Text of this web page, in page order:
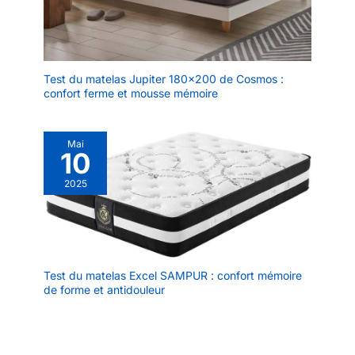
imite le motif et la couleur
du bois, et non du bois
chaleureuse crée une
ambiance confortable et
apaisante, ajoutant une
touche de chaleur à
vos déplacements
nocturnes. Que ce soit
coucher, votre salon,
votre bureau ou même
pendant vos séances de
yoga ou de méditation,
ce diffuseur s'adapte
parfaitement et améliore
n'importe quel
environnement. Matériau
sans danger et sans
BPA: Notre diffuseur est
Test du matelas Jupiter 180×200 de Cosmos :
confort ferme et mousse mémoire
Mai
10
2025
Test du matelas Excel SAMPUR : confort mémoire
de forme et antidouleur